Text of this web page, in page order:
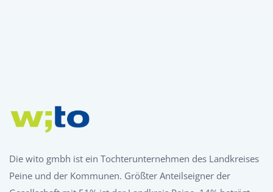
Die wito gmbh ist ein Tochterunternehmen des Landkreises
Peine und der Kommunen. Größter Anteilseigner der